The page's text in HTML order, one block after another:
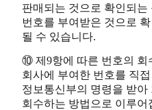
판매되는 것으로 확인되는
번호를 부여받은 것으로
될 수 있습니다.
⑩ 제9항에 따른 번호의 회
회사에 부여한 번호를 직
정보통신부의 명령을 받
회수하는 방법으로 이루어